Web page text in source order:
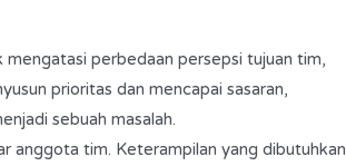
mengatasi perbedaan persepsi tujuan tim,
prioritas dan mencapai sasaran,
sebuah masalah.
anggota tim. Keterampilan yang dibutuhkan